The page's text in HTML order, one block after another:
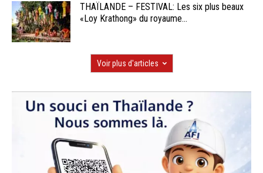
THAÏLANDE – FESTIVAL: Les six plus beaux
«Loy Krathong» du royaume...
Voir plus d'articles